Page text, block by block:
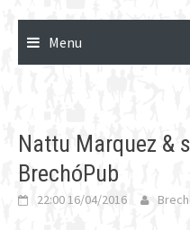
Menu
Nattu Marquez &
BrechóPub
22:00 16/04/2016